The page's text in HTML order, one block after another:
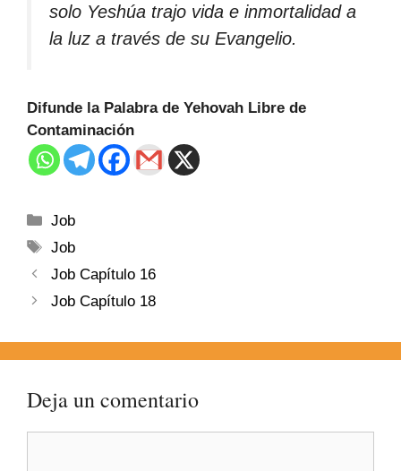
solo Yeshúa trajo vida e inmortalidad a
la luz a través de su Evangelio.
Difunde la Palabra de Yehovah Libre de
Contaminación
Job
Job
Job Capítulo 16
Job Capítulo 18
Deja un comentario